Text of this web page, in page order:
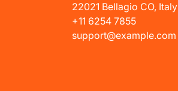
22021 Bellagio CO, Italy
+11 6254 7855
support@example.com